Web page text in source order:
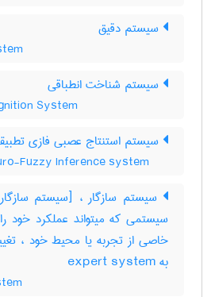
سیستم دقیق
سیستم شناخت انطباقی
System
سیستم استنتاج عصبی فازی
Fuzzy Inference system
سیستم سازگار ، [سیستم
سیستمی که میتواند عملکرد خود
خاصی از تجربه یا محیط خود ،
به ‎ expert system